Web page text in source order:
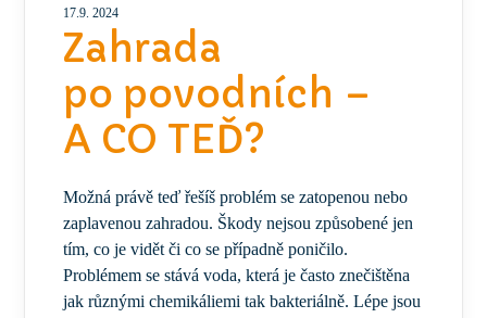
17.9. 2024
Zahrada
po povodních –
A CO TEĎ?
Možná právě teď řešíš problém se zatopenou nebo
zaplavenou zahradou. Škody nejsou způsobené jen
tím, co je vidět či co se případně poničilo.
Problémem se stává voda, která je často znečištěna
jak různými chemikáliemi tak bakteriálně. Lépe jsou